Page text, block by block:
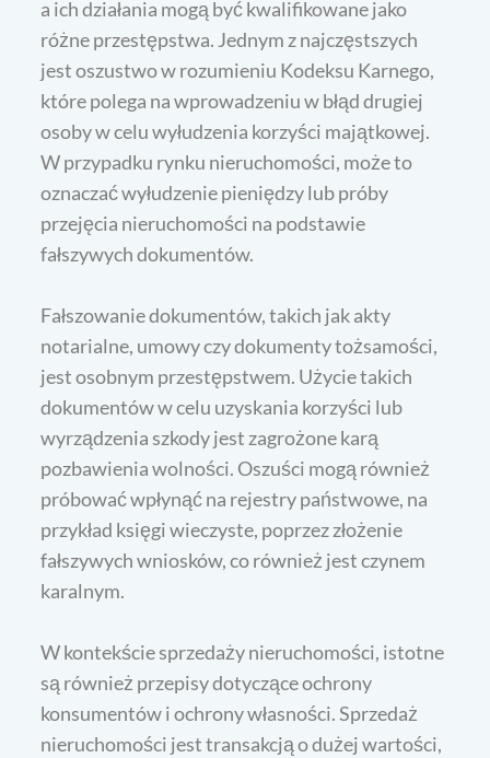
a ich działania mogą być kwalifikowane jako
różne przestępstwa. Jednym z najczęstszych
jest oszustwo w rozumieniu Kodeksu Karnego,
które polega na wprowadzeniu w błąd drugiej
osoby w celu wyłudzenia korzyści majątkowej.
W przypadku rynku nieruchomości, może to
oznaczać wyłudzenie pieniędzy lub próby
przejęcia nieruchomości na podstawie
fałszywych dokumentów.
Fałszowanie dokumentów, takich jak akty
notarialne, umowy czy dokumenty tożsamości,
jest osobnym przestępstwem. Użycie takich
dokumentów w celu uzyskania korzyści lub
wyrządzenia szkody jest zagrożone karą
pozbawienia wolności. Oszuści mogą również
próbować wpłynąć na rejestry państwowe, na
przykład księgi wieczyste, poprzez złożenie
fałszywych wniosków, co również jest czynem
karalnym.
W kontekście sprzedaży nieruchomości, istotne
są również przepisy dotyczące ochrony
konsumentów i ochrony własności. Sprzedaż
nieruchomości jest transakcją o dużej wartości,